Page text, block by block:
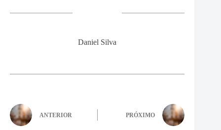
Daniel Silva
ANTERIOR PRÓXIMO